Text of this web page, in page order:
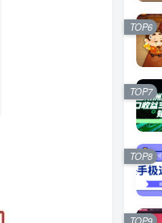
TOP6
TOP7
TOP8